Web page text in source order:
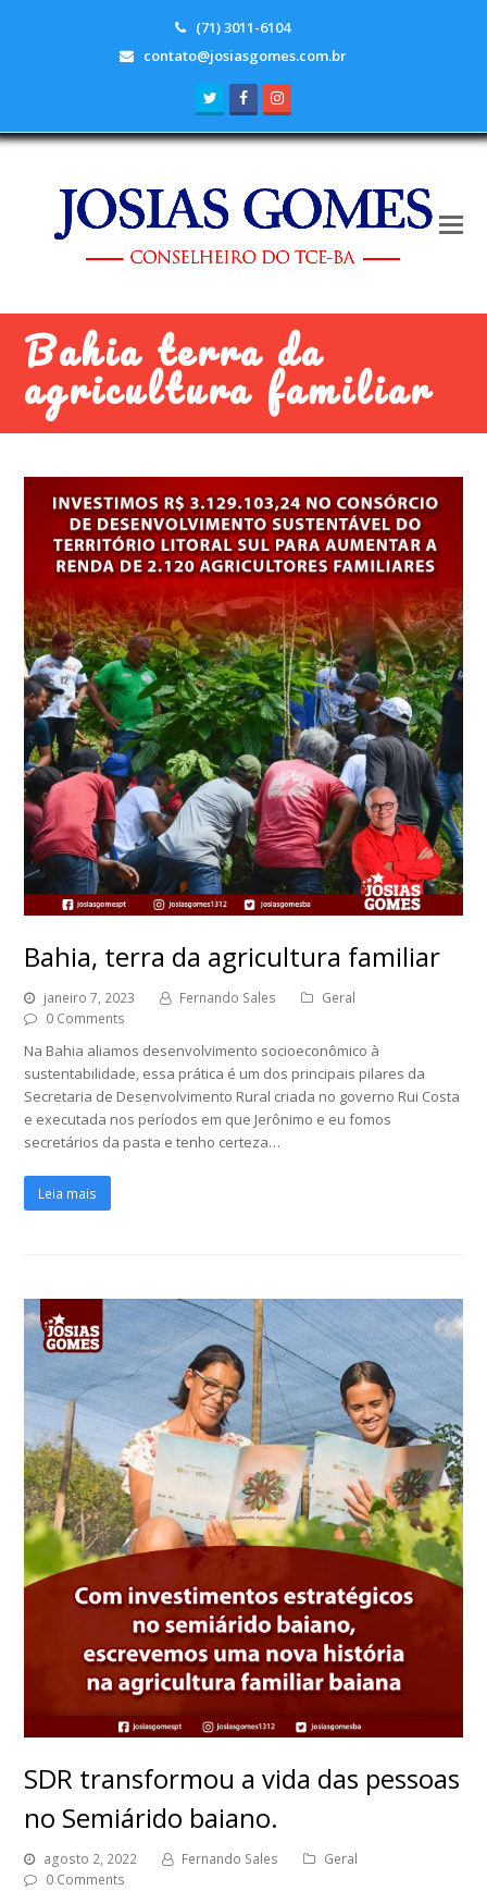
(71) 3011-6104
contato@josiasgomes.com.br
TwitterFacebook
Bahia terra da
agricultura familiar
Bahia, terra da agricultura familiar
janeiro 7, 2023 Fernando Sales
Geral
0 Comments
Na Bahia aliamos desenvolvimento socioeconômico à
sustentabilidade, essa prática é um dos principais pilares da
Secretaria de Desenvolvimento Rural criada no governo Rui Costa
e executada nos períodos em que Jerônimo e eu fomos
secretários da pasta e tenho certeza…
Leia mais
SDR transformou a vida das pessoas
no Semiárido baiano.
agosto 2, 2022 Fernando Sales
Geral
0 Comments